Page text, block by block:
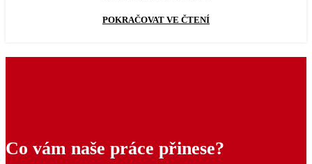
POKRAČOVAT VE ČTENÍ
Co vám naše práce přinese?